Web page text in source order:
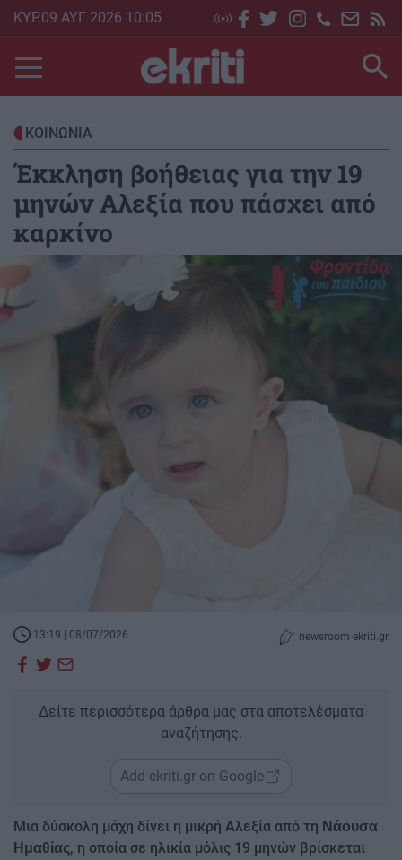
Skip
main
content
ΚΥΡ.09 ΑΥΓ 2026 10:05
ΚΟΙΝΩΝΙΑ
Έκκληση βοήθειας για την 19
μηνών Αλεξία που πάσχει από
καρκίνο
13:19 | 08/07/2026 newsroom ekriti.gr
Δείτε περισσότερα άρθρα μας στα αποτελέσματα
αναζήτησης.
Add ekriti.gr on Google
Μια δύσκολη μάχη δίνει η μικρή Αλεξία από τη Νάουσα
Ημαθίας, η οποία σε ηλικία μόλις 19 μηνών βρίσκεται